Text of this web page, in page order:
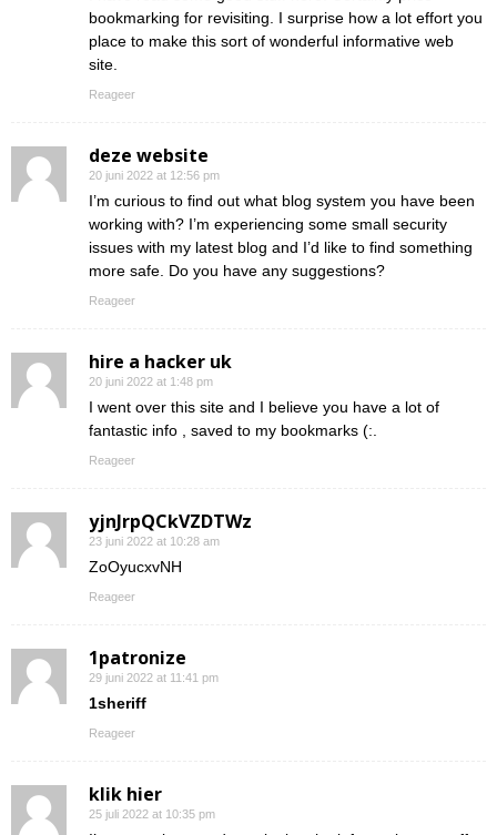
bookmarking for revisiting. I surprise how a lot effort you
place to make this sort of wonderful informative web
site.
Reageer
deze website
20 juni 2022 at 12:56 pm
I’m curious to find out what blog system you have been
working with? I’m experiencing some small security
issues with my latest blog and I’d like to find something
more safe. Do you have any suggestions?
Reageer
hire a hacker uk
20 juni 2022 at 1:48 pm
I went over this site and I believe you have a lot of
fantastic info , saved to my bookmarks (:.
Reageer
yjnJrpQCkVZDTWz
23 juni 2022 at 10:28 am
ZoOyucxvNH
Reageer
1patronize
29 juni 2022 at 11:41 pm
1sheriff
Reageer
klik hier
25 juli 2022 at 10:35 pm